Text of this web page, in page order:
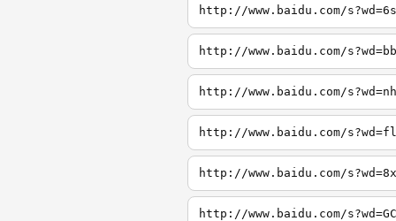
http://www.baidu.com/
http://www.baidu.com/
http://www.baidu.com/
http://www.baidu.com/
http://www.baidu.com/
http://www.baidu.com/